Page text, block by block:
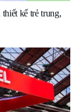
kế trẻ trung,